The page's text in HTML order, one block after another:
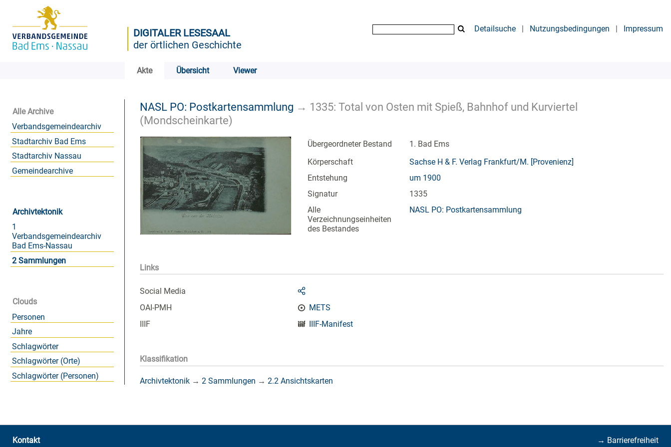
DIGITALER LESESAAL
der örtlichen Geschichte
Detailsuche | Nutzungsbedingungen | Impressum
Akte Übersicht Viewer
Alle Archive
Verbandsgemeindearchiv
Stadtarchiv Bad Ems
Stadtarchiv Nassau
Gemeindearchive
Archivtektonik
1
Verbandsgemeindearchiv
Bad Ems-Nassau
2 Sammlungen
Clouds
Personen
Jahre
Schlagwörter
Schlagwörter (Orte)
Schlagwörter (Personen)
NASL PO: Postkartensammlung → 1335: Total von Osten mit Spieß, Bahnhof und Kurviertel
(Mondscheinkarte)
Übergeordneter Bestand
1. Bad Ems
Körperschaft
Sachse H & F. Verlag Frankfurt/M. [Provenienz]
Entstehung
um 1900
Signatur
1335
Alle
Verzeichnungseinheiten
des Bestandes
NASL PO: Postkartensammlung
Links
Social Media
OAI-PMH
METS
IIIF
IIIF-Manifest
Klassifikation
Archivtektonik → 2 Sammlungen → 2.2 Ansichtskarten
→ Barrierefreiheit
Kontakt